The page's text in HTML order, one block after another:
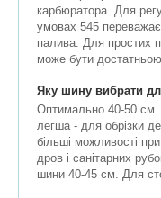
карбюратора. Для
умовах 545 переважає
палива. Для простих
може бути
Яку шину вибрати
Оптимально 40-50
легша - для обрізки
більші можливості
дров і санітарних
шини 40-45 см. Для